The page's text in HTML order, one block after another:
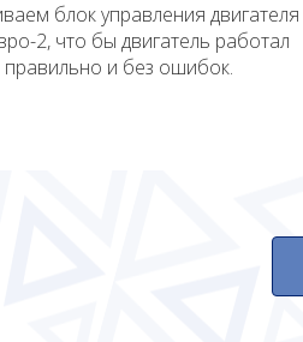
блок управления двигателя
2, что бы двигатель работал
правильно и без ошибок.